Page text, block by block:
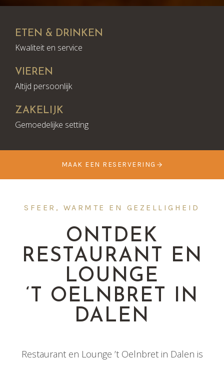
ETEN & DRINKEN
Kwaliteit en service
VIEREN
Altijd persoonlijk
ZAKELIJK
Gemoedelijke setting
MAAK EEN RESERVERING
SFEER, WARMTE EN GEZELLIGHEID
ONTDEK
RESTAURANT EN
LOUNGE
‘T OELNBRET IN
DALEN
Restaurant en Lounge ’t Oelnbret in Dalen is